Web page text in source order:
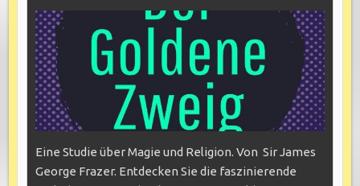
Eine Studie über Magie und Religion. Von Sir James
George Frazer. Entdecken Sie die faszinierende